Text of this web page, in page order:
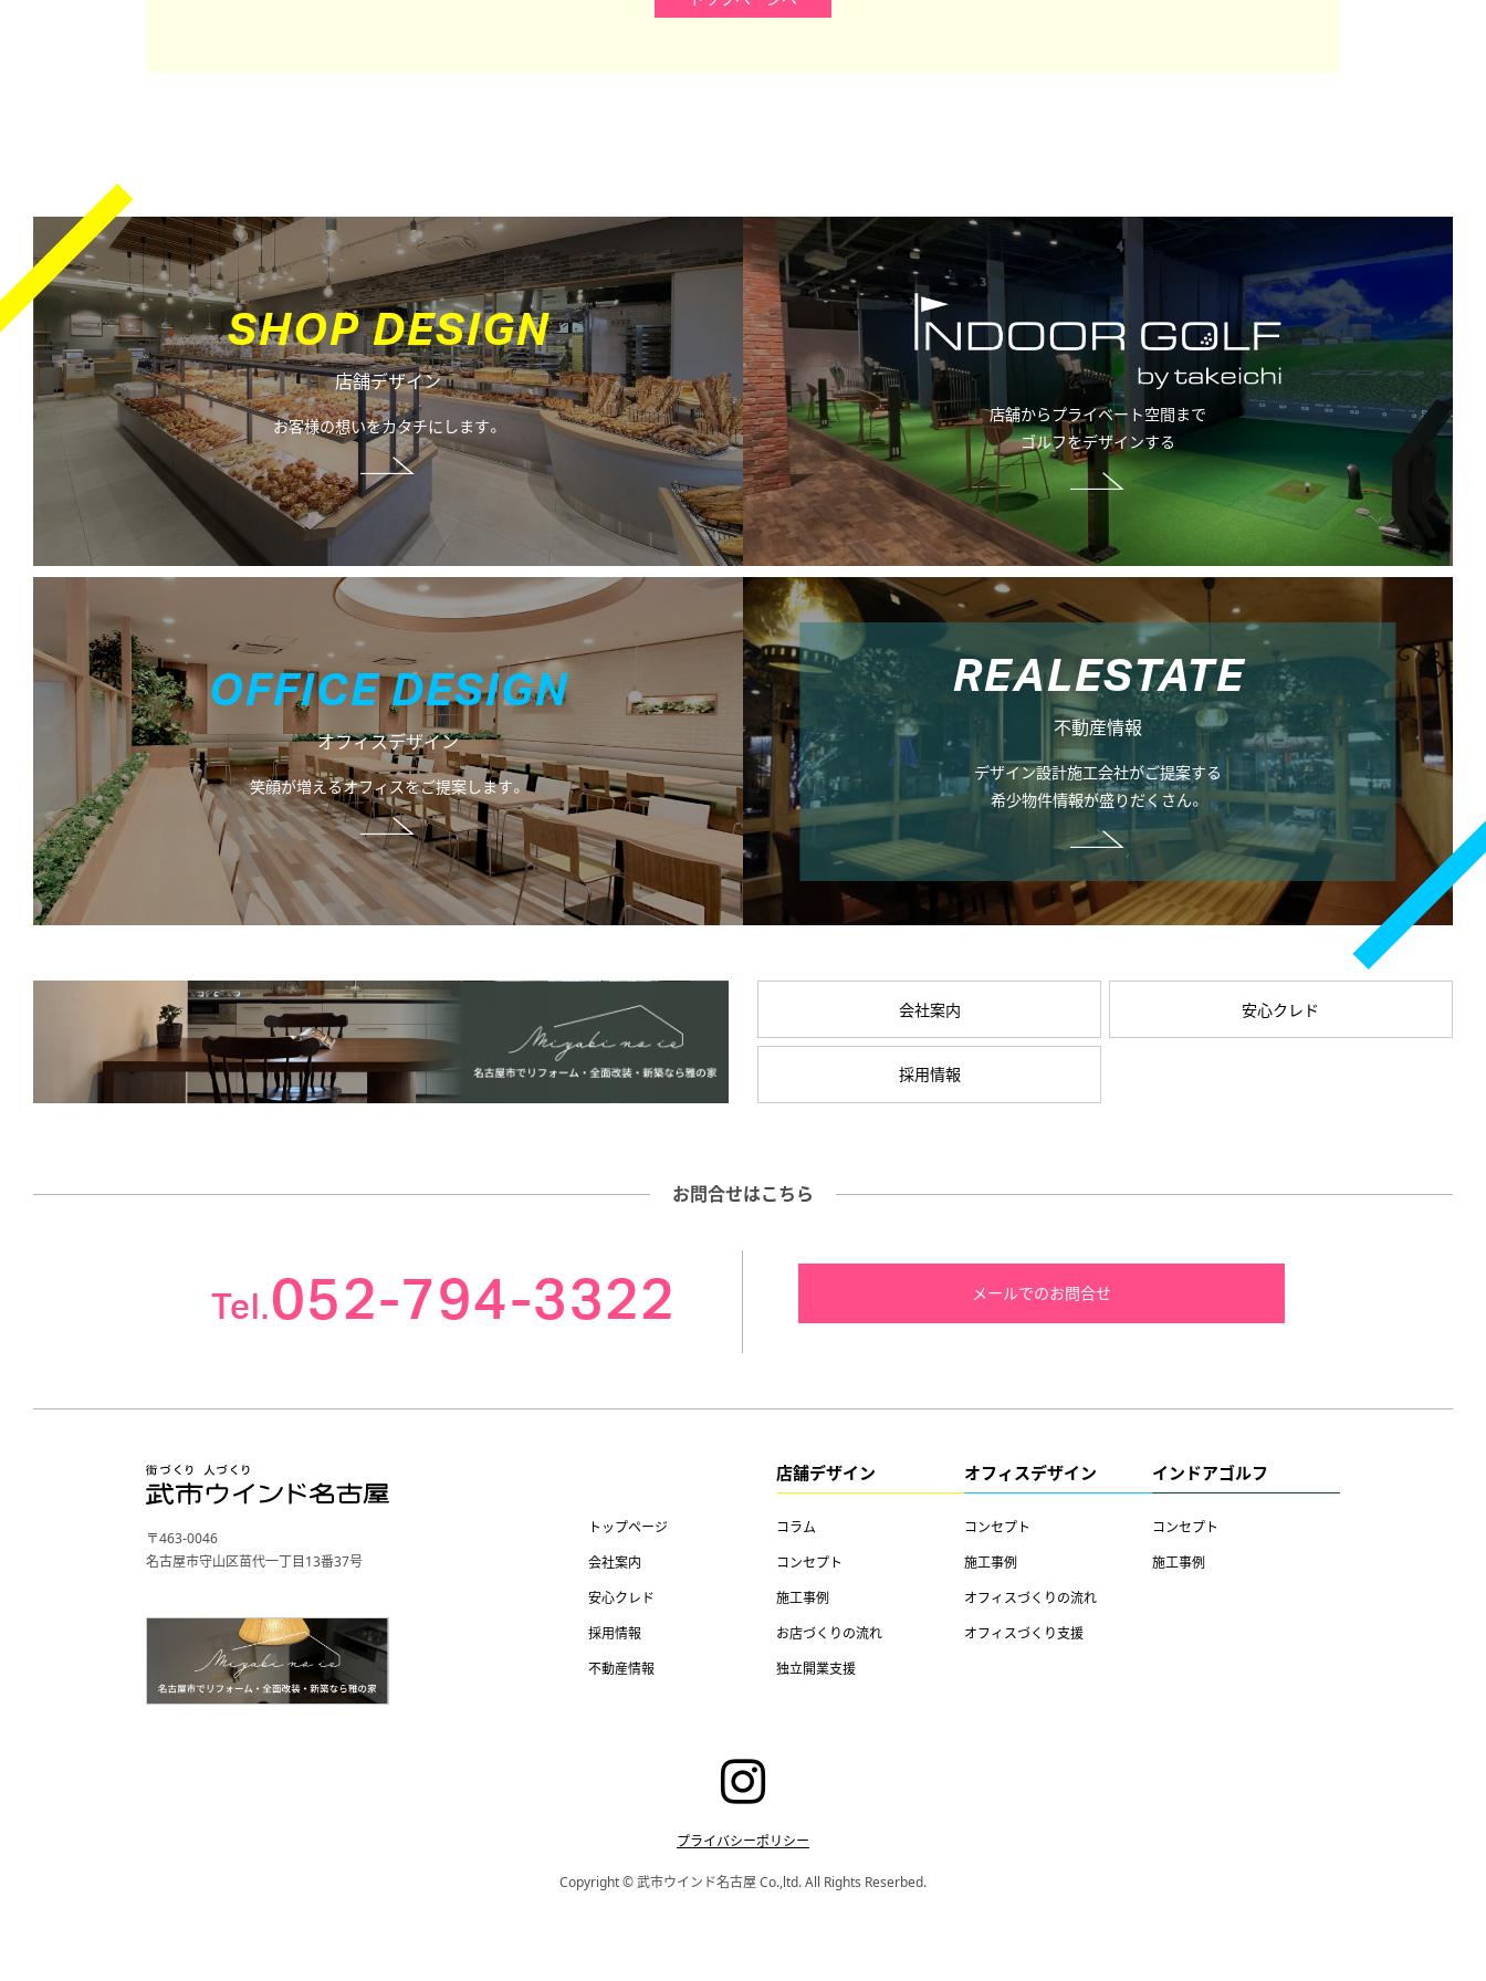
SHOP DESIGN
店舗デザイン
お客様の想いをカタチにします。
店舗からプライベート空間まで
ゴルフをデザインする
OFFICE DESIGN
オフィスデザイン
笑顔が増えるオフィスをご提案します。
REALESTATE
不動産情報
デザイン設計施工会社がご提案する
希少物件情報が盛りだくさん。
会社案内 安心クレド
採用情報
お問合せはこちら
Tel.052-794-3322 メールでのお問合せ
〒463-0046
名古屋市守山区苗代一丁目13番37号
トップページ
会社案内
安心クレド
採用情報
不動産情報
店舗デザイン
コラム
コンセプト
施工事例
お店づくりの流れ
独立開業支援
オフィスデザイン
コンセプト
施工事例
オフィスづくりの流れ
オフィスづくり支援
インドアゴルフ
コンセプト
施工事例
プライバシーポリシー
Copyright © 武市ウインド名古屋 Co.,ltd. All Rights Reserbed.